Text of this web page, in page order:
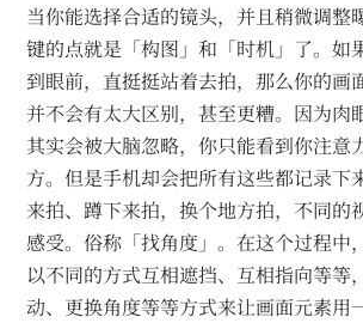
当你能选择合适的镜头，并且稍微调整
键的点就是「构图」和「时机」了。如
到眼前，直挺挺站着去拍，那么你的画
并不会有太大区别，甚至更糟。因为肉
其实会被大脑忽略，你只能看到你注意
方。但是手机却会把所有这些都记录下
来拍、蹲下来拍，换个地方拍，不同的
感受。俗称「找角度」。在这个过程中
以不同的方式互相遮挡、互相指向等等
动、更换角度等等方式来让画面元素用